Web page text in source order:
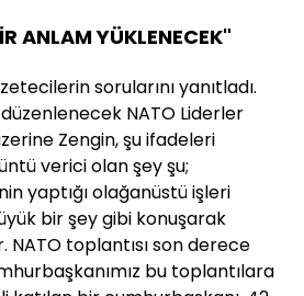
ANLAM YÜKLENECEK"
sorularını yanıtladı.
NATO Liderler
Zengin, şu ifadeleri
verici olan şey şu;
yaptığı olağanüstü işleri
bir şey gibi konuşarak
toplantısı son derece
bu toplantılara